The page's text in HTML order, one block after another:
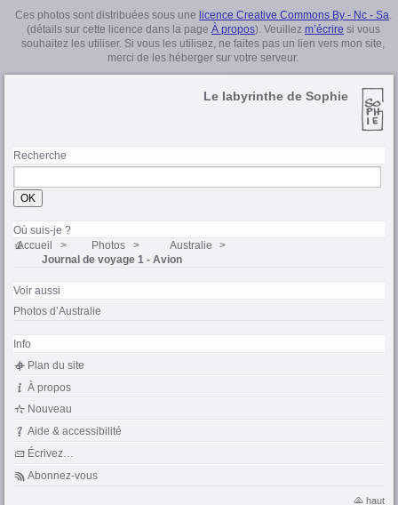
Ces photos sont distribuées sous une licence Creative Commons By - Nc - Sa
(détails sur cette licence dans la page À propos). Veuillez m’écrire si vous
souhaitez les utiliser. Si vous les utilisez, ne faites pas un lien vers mon site,
merci de les héberger sur votre serveur.
Le labyrinthe de Sophie
Recherche
Où suis-je ?
Accueil Photos
Australie
Journal de voyage 1 - Avion
Voir aussi
Photos d’Australie
Info
Plan du site
À propos
Nouveau
Aide & accessibilité
Écrivez…
Abonnez-vous
haut